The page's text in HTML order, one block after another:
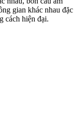
gian khác nhau đặc
cách hiện đại.